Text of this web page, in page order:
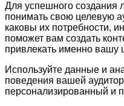
Для успешного создания
понимать свою целевую
каковы их потребности,
поможет вам создать
привлекать именно вашу
Используйте данные и
поведения вашей
персонализированный и